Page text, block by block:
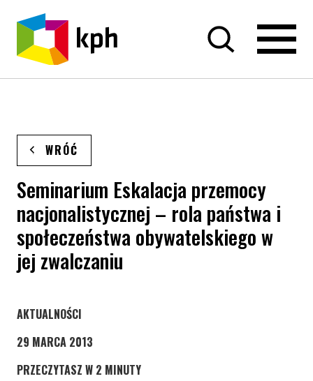
PRZEJDŹ DO TREŚCI
WRÓĆ
Seminarium Eskalacja przemocy
nacjonalistycznej – rola państwa i
społeczeństwa obywatelskiego w
jej zwalczaniu
STRONA KATEGORII WPISÓW
AKTUALNOŚCI
29 MARCA 2013
PRZECZYTASZ W 2 MINUTY